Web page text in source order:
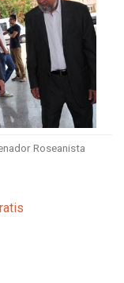
Roseanista